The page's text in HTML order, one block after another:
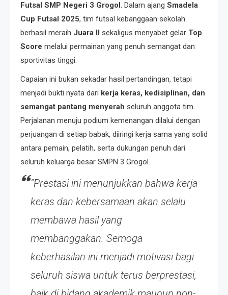
Futsal SMP Negeri 3 Grogol. Dalam ajang Smadela
Cup Futsal 2025, tim futsal kebanggaan sekolah
berhasil meraih Juara II sekaligus menyabet gelar Top
Score melalui permainan yang penuh semangat dan
sportivitas tinggi.
Capaian ini bukan sekadar hasil pertandingan, tetapi
menjadi bukti nyata dari kerja keras, kedisiplinan, dan
semangat pantang menyerah seluruh anggota tim.
Perjalanan menuju podium kemenangan dilalui dengan
perjuangan di setiap babak, diiringi kerja sama yang solid
antara pemain, pelatih, serta dukungan penuh dari
seluruh keluarga besar SMPN 3 Grogol.
“Prestasi ini menunjukkan bahwa kerja
keras dan kebersamaan akan selalu
membawa hasil yang
membanggakan. Semoga
keberhasilan ini menjadi motivasi bagi
seluruh siswa untuk terus berprestasi,